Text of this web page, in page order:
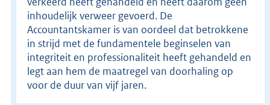
inhoudelijk verweer gevoerd. De
Accountantskamer is van oordeel dat betrokkene
in strijd met de fundamentele beginselen van
integriteit en professionaliteit heeft gehandeld en
legt aan hem de maatregel van doorhaling op
voor de duur van vijf jaren.